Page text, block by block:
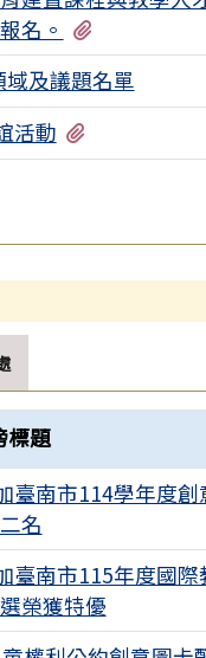
名。
及議題名單
活動
標題
臺南市114學年度創
名
臺南市115年度國際
榮獲特優